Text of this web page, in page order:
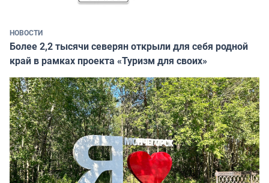
НОВОСТИ
Более 2,2 тысячи северян открыли для себя родной
край в рамках проекта «Туризм для своих»